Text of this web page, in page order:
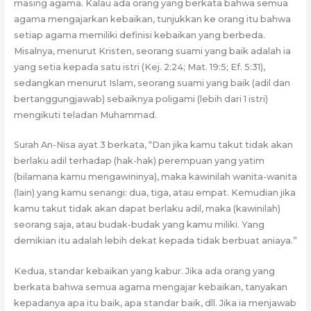
masing agama. Kalau ada orang yang berkata bahwa semua
agama mengajarkan kebaikan, tunjukkan ke orang itu bahwa
setiap agama memiliki definisi kebaikan yang berbeda.
Misalnya, menurut Kristen, seorang suami yang baik adalah ia
yang setia kepada satu istri (Kej. 2:24; Mat. 19:5; Ef. 5:31),
sedangkan menurut Islam, seorang suami yang baik (adil dan
bertanggungjawab) sebaiknya poligami (lebih dari 1 istri)
mengikuti teladan Muhammad.
Surah An-Nisa ayat 3 berkata, “Dan jika kamu takut tidak akan
berlaku adil terhadap (hak-hak) perempuan yang yatim
(bilamana kamu mengawininya), maka kawinilah wanita-wanita
(lain) yang kamu senangi: dua, tiga, atau empat. Kemudian jika
kamu takut tidak akan dapat berlaku adil, maka (kawinilah)
seorang saja, atau budak-budak yang kamu miliki. Yang
demikian itu adalah lebih dekat kepada tidak berbuat aniaya.”
Kedua, standar kebaikan yang kabur. Jika ada orang yang
berkata bahwa semua agama mengajar kebaikan, tanyakan
kepadanya apa itu baik, apa standar baik, dll. Jika ia menjawab